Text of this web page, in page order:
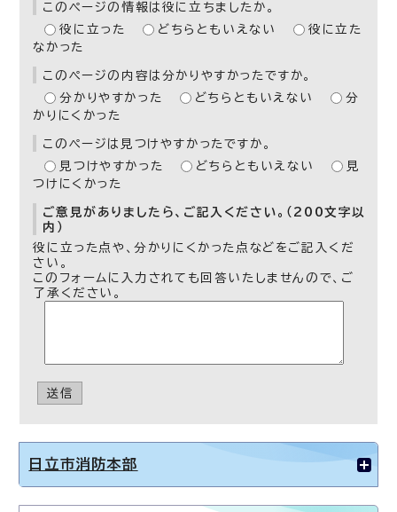
このページの情報は役に立ちましたか。
役に立った
どちらともいえない
役に立た
なかった
このページの内容は分かりやすかったですか。
分かりやすかった
どちらともいえない
分
かりにくかった
このページは見つけやすかったですか。
見つけやすかった
どちらともいえない
見
つけにくかった
ご意見がありましたら、ご記入ください。（200文字以
内）
役に立った点や、分かりにくかった点などをご記入くだ
さい。
このフォームに入力されても回答いたしませんので、ご
了承ください。
送信
日立市消防本部